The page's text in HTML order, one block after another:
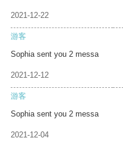
2021-12-22
游客
Sophia sent you 2 messa
2021-12-12
游客
Sophia sent you 2 messa
2021-12-04